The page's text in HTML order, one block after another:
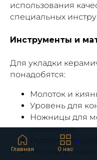
Главная О нас
использования
специальных
Инструменты и
Для укладки
понадобятся:
Молоток и
Уровень для
Ножницы для
элементов.
Метизы и